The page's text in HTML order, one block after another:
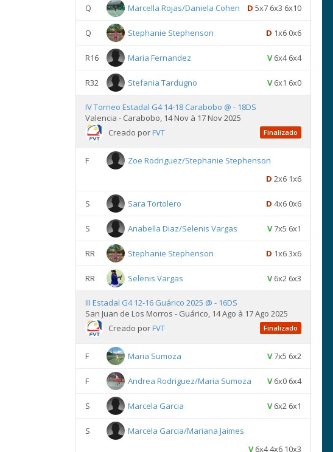
Q Marcella Rojas/Daniela Cohen D 5x7 6x3 6x10
Q Stephanie Stephenson D 1x6 0x6
R16 Maria Fernandez V6x4 6x4
R32 Stefania Tardugno V6x1 6x0
IV Torneo Estadal G4 14-18 Carabobo @ - 18DS
Valencia - Carabobo, 14 Nov à 17 Nov 2025
Creado porFVT Finalizado
F
Zoe Rodriguez/Stephanie Stephenson
D 2x6 1x6
S Sara Tortolero D 4x6 0x6
S Anabella Diaz/Selenis Vargas V7x5 6x1
RR Stephanie Stephenson D 1x6 3x6
RR Selenis Vargas V6x2 6x3
III Estadal G4 12-16 Guárico 2025 @ - 16DS
San Juan de Los Morros - Guárico, 14 Ago à 17 Ago 2025
Creado porFVT Finalizado
F Maria Sumoza V7x5 6x2
F Andrea Rodriguez/Maria Sumoza V6x0 6x4
S Marcela Garcia V6x2 6x1
S
Marcela Garcia/Mariana Jaimes
V6x4 4x6 10x3